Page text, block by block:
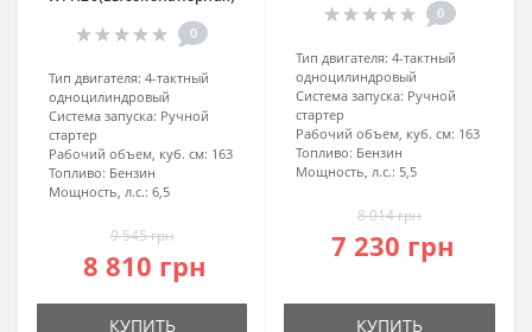
0
Тип двигателя: 4-тактный
одноцилиндровый
Система запуска: Ручной
стартер
Рабочий объем, куб. см: 163
Топливо: Бензин
Мощность, л.с.: 6,5
9 545 грн
8 810 грн
КУПИТЬ
0
Тип двигателя: 4-тактный
одноцилиндровый
Система запуска: Ручной
стартер
Рабочий объем, куб. см: 163
Топливо: Бензин
Мощность, л.с.: 5,5
8 014 грн
7 230 грн
КУПИТЬ